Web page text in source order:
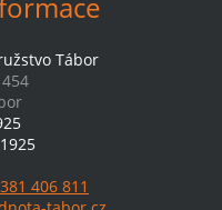
Tábor
406 811